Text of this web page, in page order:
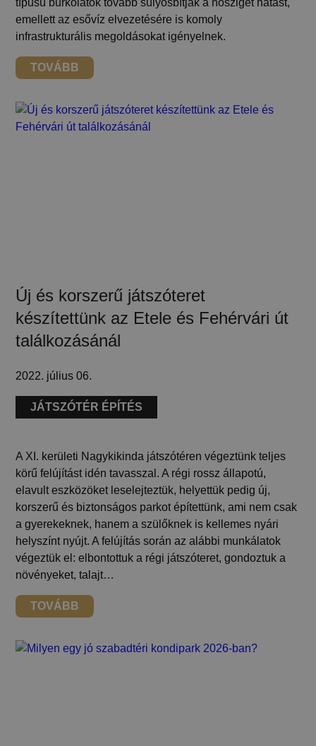
típusú burkolatok tovább súlyosbítják a hősziget hatást,
emellett az esővíz elvezetésére is komoly
infrastrukturális megoldásokat igényelnek.
TOVÁBB
Új és korszerű játszóteret
készítettünk az Etele és Fehérvári út
találkozásánál
2022. július 06.
JÁTSZÓTÉR ÉPÍTÉS
A XI. kerületi Nagykikinda játszótéren végeztünk teljes
körű felújítást idén tavasszal. A régi rossz állapotú,
elavult eszközöket leselejteztük, helyettük pedig új,
korszerű és biztonságos parkot építettünk, ami nem csak
a gyerekeknek, hanem a szülőknek is kellemes nyári
helyszínt nyújt. A felújítás során az alábbi munkálatok
végeztük el: elbontottuk a régi játszóteret, gondoztuk a
növényeket, talajt…
TOVÁBB